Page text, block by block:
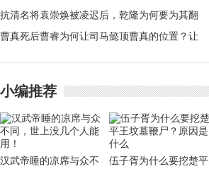
抗清名将袁崇焕被凌迟后，乾隆为何要为其翻
案？
曹真死后曹睿为何让司马懿顶曹真的位置？让
小编推荐
汉武帝睡的凉席与众不
伍子胥为什么要挖楚平